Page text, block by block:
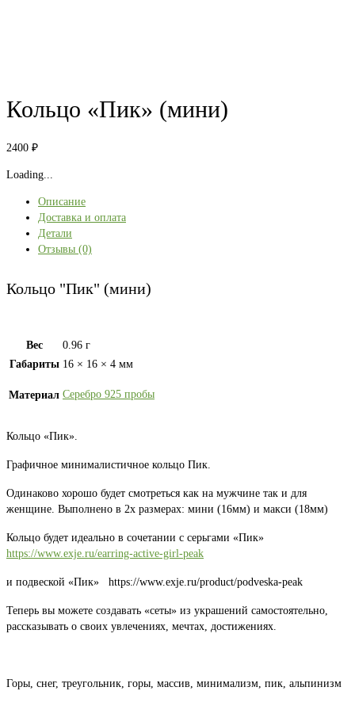
Кольцо «Пик» (мини)
2400 ₽
Loading...
Описание
Доставка и оплата
Детали
Отзывы (0)
Кольцо "Пик" (мини)
Вес
0.96 г
Габариты 16 × 16 × 4 мм
Материал Серебро 925 пробы
Кольцо «Пик».
Графичное минималистичное кольцо Пик.
Одинаково хорошо будет смотреться как на мужчине так и для
женщине. Выполнено в 2х размерах: мини (16мм) и макси (18мм)
Кольцо будет идеально в сочетании с серьгами «Пик»
https://www.exje.ru/earring-active-girl-peak
и подвеской «Пик» https://www.exje.ru/product/podveska-peak
Теперь вы можете создавать «сеты» из украшений самостоятельно,
рассказывать о своих увлечениях, мечтах, достижениях.
Горы, снег, треугольник, горы, массив, минимализм, пик, альпинизм